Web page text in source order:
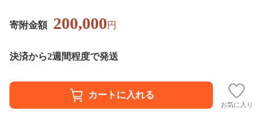
寄附金額 200,000円
決済から2週間程度で発送
お気に入り